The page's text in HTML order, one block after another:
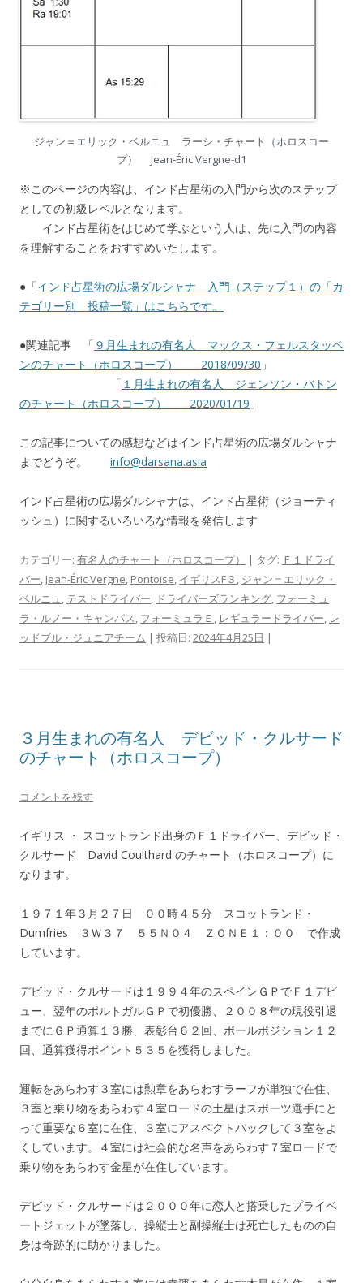
ジャン＝エリック・ベルニュ ラーシ・チャート（ホロスコー
プ） Jean-Éric Vergne-d1
※このページの内容は、インド占星術の入門から次のステップ
としての初級レベルとなります。
インド占星術をはじめて学ぶという人は、先に入門の内容
を理解することをおすすめいたします。
●「インド占星術の広場ダルシャナ 入門（ステップ１）の「カ
テゴリー別 投稿一覧」はこちらです。
●関連記事 「 ９月生まれの有名人 マックス・フェルスタッペ
ンのチャート（ホロスコープ） 2018/09/30 」
「 １月生まれの有名人 ジェンソン・バトン
のチャート（ホロスコープ） 2020/01/19 」
この記事についての感想などはインド占星術の広場ダルシャナ
までどうぞ。 info@darsana.asia
インド占星術の広場ダルシャナは、インド占星術（ジョーティ
ッシュ）に関するいろいろな情報を発信します
カテゴリー: 有名人のチャート（ホロスコープ） | タグ: Ｆ１ドライ
バー, Jean-Éric Vergne, Pontoise, イギリスF３ , ジャン＝エリック・
ベルニュ, テストドライバー, ドライバーズランキング, フォーミュ
ラ・ルノー・キャンパス, フォーミュラＥ , レギュラードライバー, レ
ッドブル・ジュニアチーム | 投稿日: 2024年4月25日 |
３月生まれの有名人 デビッド・クルサード
のチャート（ホロスコープ）
コメントを残す
イギリス ・ スコットランド出身のＦ１ドライバー、デビッド・
クルサード David Coulthard のチャート（ホロスコープ）に
なります。
１９７１年３月２７日 ００時４５分 スコットランド・
Dumfries ３Ｗ３７ ５５Ｎ０４ ＺＯＮＥ１：００ で作成
しています。
デビッド・クルサードは１９９４年のスペインＧＰでＦ１デビ
ュー、翌年のポルトガルＧＰで初優勝、２００８年の現役引退
までにＧＰ通算１３勝、表彰台６２回、ポールポジション１２
回、通算獲得ポイント５３５を獲得しました。
運転をあらわす３室には勲章をあらわすラーフが単独で在住、
３室と乗り物をあらわす４室ロードの土星はスポーツ選手にと
って重要な６室に在住、３室にアスペクトバックして３室をよ
くしています。４室には社会的な名声をあらわす７室ロードで
乗り物をあらわす金星が在住しています。
デビッド・クルサードは２０００年に恋人と搭乗したプライベ
ートジェットが墜落し、操縦士と副操縦士は死亡したものの自
身は奇跡的に助かりました。